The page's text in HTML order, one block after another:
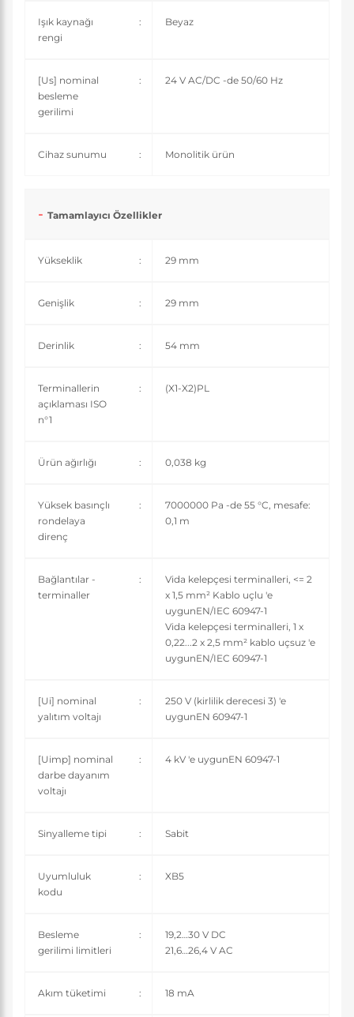
Işık kaynağı
rengi
: Beyaz
[Us] nominal
besleme
gerilimi
: 24 V AC/DC -de 50/60 Hz
Cihaz sunumu : Monolitik ürün
Tamamlayıcı Özellikler
Yükseklik : 29 mm
Genişlik : 29 mm
Derinlik : 54 mm
Terminallerin
açıklaması ISO
n°1
: (X1-X2)PL
Ürün ağırlığı : 0,038 kg
Yüksek basınçlı
rondelaya
direnç
:
7000000 Pa -de 55 °C, mesafe:
0,1 m
Bağlantılar -
terminaller
:
Vida kelepçesi terminalleri, <= 2
x 1,5 mm² Kablo uçlu 'e
uygunEN/IEC 60947-1
Vida kelepçesi terminalleri, 1 x
0,22...2 x 2,5 mm² kablo uçsuz 'e
uygunEN/IEC 60947-1
[Ui] nominal
yalıtım voltajı
:
250 V (kirlilik derecesi 3) 'e
uygunEN 60947-1
[Uimp] nominal
darbe dayanım
voltajı
: 4 kV 'e uygunEN 60947-1
Sinyalleme tipi : Sabit
Uyumluluk
kodu
: XB5
Besleme
gerilimi limitleri
:
19,2…30 V DC
21,6…26,4 V AC
Akım tüketimi : 18 mA